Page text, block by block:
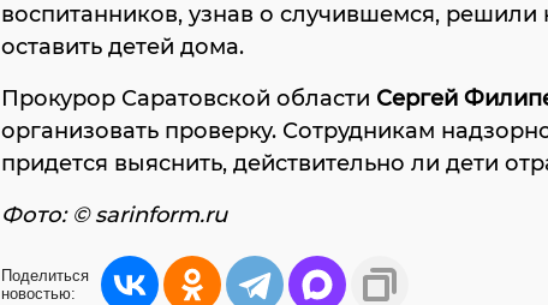
воспитанников, узнав о случившемся, решили
оставить детей дома.
Прокурор Саратовской области Сергей
организовать проверку. Сотрудникам
придется выяснить, действительно ли дети
Фото: © sarinform.ru
Поделиться
новостью: